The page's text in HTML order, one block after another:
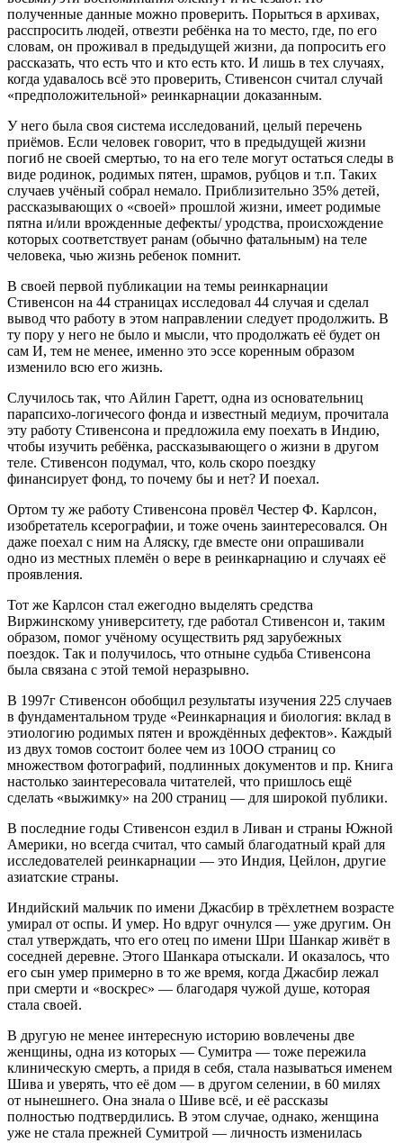
полученные данные можно проверить. Порыться в архивах,
расспросить людей, отвезти ребёнка на то место, где, по его
словам, он проживал в предыдущей жизни, да попросить его
рассказать, что есть что и кто есть кто. И лишь в тех случаях,
когда удавалось всё это проверить, Стивенсон считал случай
«предположительной» реинкарнации доказанным.
У него была своя система исследований, целый перечень
приёмов. Если человек говорит, что в предыдущей жизни
погиб не своей смертью, то на его теле могут остаться следы в
виде родинок, родимых пятен, шрамов, рубцов и т.п. Таких
случаев учёный собрал немало. Приблизительно 35% детей,
рассказывающих о «своей» прошлой жизни, имеет родимые
пятна и/или врожденные дефекты/ уродства, происхождение
которых соответствует ранам (обычно фатальным) на теле
человека, чью жизнь ребенок помнит.
В своей первой публикации на темы реинкарнации
Стивенсон на 44 страницах исследовал 44 случая и сделал
вывод что работу в этом направлении следует продолжить. В
ту пору у него не было и мысли, что продолжать её будет он
сам И, тем не менее, именно это эссе коренным образом
изменило всю его жизнь.
Случилось так, что Айлин Гаретт, одна из основательниц
парапсихо-логичесого фонда и известный медиум, прочитала
эту работу Стивенсона и предложила ему поехать в Индию,
чтобы изучить ребёнка, рассказывающего о жизни в другом
теле. Стивенсон подумал, что, коль скоро поездку
финансирует фонд, то почему бы и нет? И поехал.
Ортом ту же работу Стивенсона провёл Честер Ф. Карлсон,
изобретатель ксерографии, и тоже очень заинтересовался. Он
даже поехал с ним на Аляску, где вместе они опрашивали
одно из местных племён о вере в реинкарнацию и случаях её
проявления.
Тот же Карлсон стал ежегодно выделять средства
Виржинскому университету, где работал Стивенсон и, таким
образом, помог учёному осуществить ряд зарубежных
поездок. Так и получилось, что отныне судьба Стивенсона
была связана с этой темой неразрывно.
В 1997г Стивенсон обобщил результаты изучения 225 случаев
в фундаментальном труде «Реинкарнация и биология: вклад в
этиологию родимых пятен и врождённых дефектов». Каждый
из двух томов состоит более чем из 10ОО страниц со
множеством фотографий, подлинных документов и пр. Книга
настолько заинтересовала читателей, что пришлось ещё
сделать «выжимку» на 200 страниц — для широкой публики.
В последние годы Стивенсон ездил в Ливан и страны Южной
Америки, но всегда считал, что самый благодатный край для
исследователей реинкарнации — это Индия, Цейлон, другие
азиатские страны.
Индийский мальчик по имени Джасбир в трёхлетнем возрасте
умирал от оспы. И умер. Но вдруг очнулся — уже другим. Он
стал утверждать, что его отец по имени Шри Шанкар живёт в
соседней деревне. Этого Шанкара отыскали. И оказалось, что
его сын умер примерно в то же время, когда Джасбир лежал
при смерти и «воскрес» — благодаря чужой душе, которая
стала своей.
В другую не менее интересную историю вовлечены две
женщины, одна из которых — Сумитра — тоже пережила
клиническую смерть, а придя в себя, стала называться именем
Шива и уверять, что её дом — в другом селении, в 60 милях
от нынешнего. Она знала о Шиве всё, и её рассказы
полностью подтвердились. В этом случае, однако, женщина
уже не стала прежней Сумитрой — личность изменилась